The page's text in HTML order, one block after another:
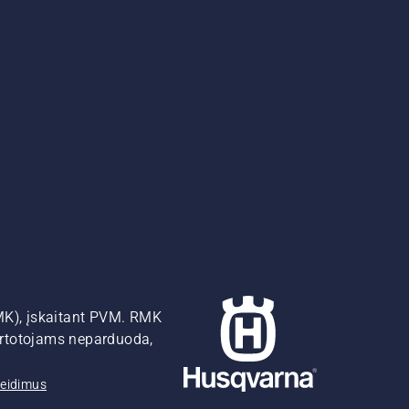
įskaitant PVM. RMK
neparduoda,